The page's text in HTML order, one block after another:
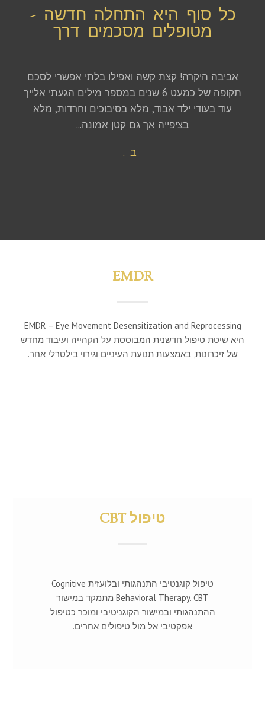
כל סוף היא התחלה חדשה -
מטופלים מסכמים דרך
אביבה היקרה! קצת קשה ואפילו בלתי אפשרי לסכם
תקופה של כמעט 6 שנים במספר מילים הגעתי אלייך
עוד בעודי ילד אבוד, מלא בסיבוכים וחרדות, מלא
בציפייה אך גם קטן אמונה...
ב.
EMDR
EMDR – Eye Movement Desensitization and Reprocessing
היא שיטת טיפול חדשנית המבוססת על הקהייה ועיבוד מחדש
של זיכרונות, באמצעות תנועת העיניים וגירוי בילטרלי אחר.
טיפול CBT
טיפול קוגנטיבי התנהגותי ובלועזית Cognitive
Behavioral Therapy. CBT מתמקד במישור
ההתנהגותי ובמישור הקוגניטיבי ומוכר כטיפול
אפקטיבי אל מול טיפולים אחרים.